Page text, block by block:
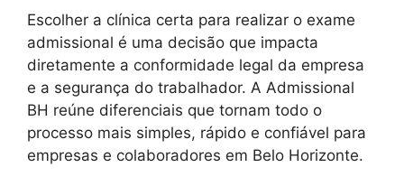
Escolher a clínica certa para realizar o exame
admissional é uma decisão que impacta
diretamente a conformidade legal da empresa
e a segurança do trabalhador. A Admissional
BH reúne diferenciais que tornam todo o
processo mais simples, rápido e confiável para
empresas e colaboradores em Belo Horizonte.